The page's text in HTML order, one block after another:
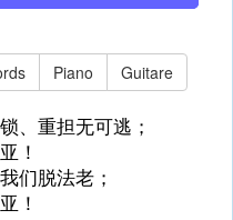
Piano Guitare
、重担无可逃；
！
们脱法老；
！